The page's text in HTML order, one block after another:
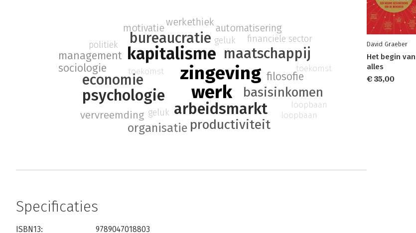
zingeving
werk
kapitalisme
arbeidsmarkt
psychologie
economie
bureaucratie
maatschappij
basisinkomen
productiviteit
organisatie
vervreemding
sociologie
filosofie
management
motivatiewerkethiekautomatisering
politiek
financiële sector
loopbaan
toekomst
geluk loopbaan
toekomst
geluk
Specificaties
ISBN13:
9789047018803
David Graeber
Het begin van
alles
€ 35,00